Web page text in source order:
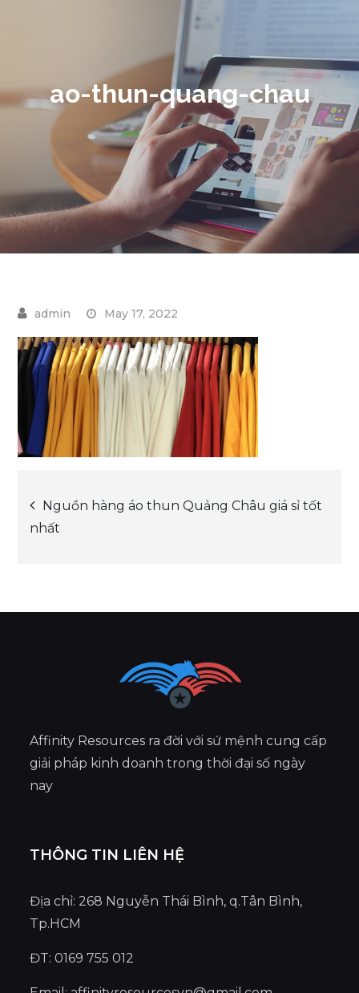
ao-thun-quang-chau
May 17, 2022
Post
Nguồn hàng áo thun Quảng Châu giá sỉ tốt
nhất
Affinity Resources ra đời với sứ mệnh cung cấp
giải pháp kinh doanh trong thời đại số ngày
nay
THÔNG TIN LIÊN HỆ
Địa chỉ: 268 Nguyễn Thái Bình, q.Tân Bình,
Tp.HCM
ĐT: 0169 755 012